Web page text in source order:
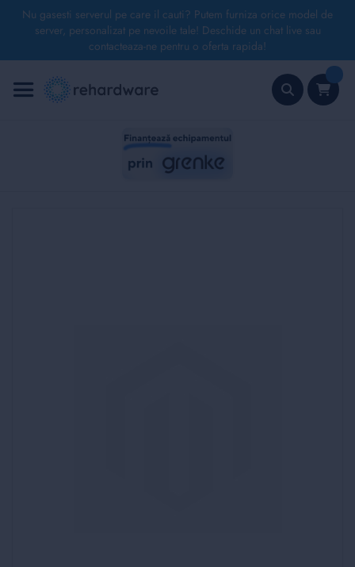
Nu gasesti serverul pe care il cauti? Putem furniza orice model de
server, personalizat pe nevoile tale! Deschide un chat live sau
contacteaza-ne pentru o oferta rapida!
la
Conținut